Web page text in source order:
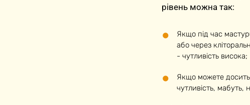
рівень можна так:
Якщо під час
або через
- чутливість висока;
Якщо можете
чутливість, мабуть,